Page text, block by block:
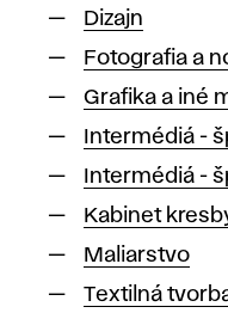
Dizajn
Fotografia a
Grafika a iné
Intermédiá -
Intermédiá -
Kabinet
Maliarstvo
Textilná